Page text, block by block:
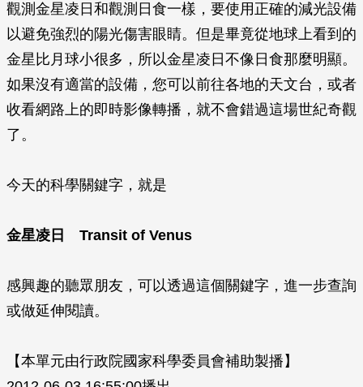
觀測金星凌日和觀測日食一樣，要使用正確的減光設備
以避免強烈的陽光傷害眼睛。但是畢竟從地球上看到的
金星比月球小很多，所以金星凌日不像日食那麼明顯。
如果沒有適當的設備，您可以前往各地的天文台，或者
收看網路上的即時影像轉播，就不會錯過這場世紀奇觀
了。
今天的科學關鍵字，就是
金星凌日 Transit of Venus
感興趣的聽眾朋友，可以透過這個關鍵字，進一步查詢
或做延伸閱讀。
【本單元由行政院國家科學委員會補助製播】